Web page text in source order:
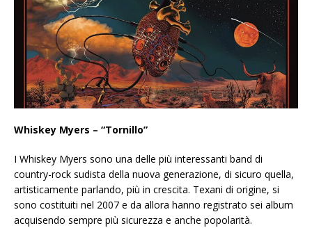
Whiskey Myers – “Tornillo”
I Whiskey Myers sono una delle più interessanti band di
country-rock sudista della nuova generazione, di sicuro quella,
artisticamente parlando, più in crescita. Texani di origine, si
sono costituiti nel 2007 e da allora hanno registrato sei album
acquisendo sempre più sicurezza e anche popolarità.